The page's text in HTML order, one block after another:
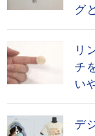
グ
リ
チ
い
デ